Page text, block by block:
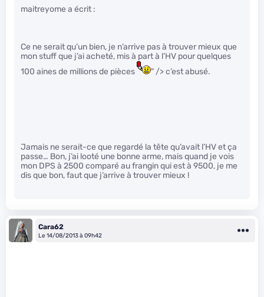
maitreyome a écrit :
Ce ne serait qu’un bien, je n’arrive pas à trouver mieux que
mon stuff que j’ai acheté, mis à part à l’HV pour quelques
100 aines de millions de pièces
" /> c’est abusé.
Jamais ne serait-ce que regardé la tête qu’avait l’HV et ça
passe… Bon, j’ai looté une bonne arme, mais quand je vois
mon DPS à 2500 comparé au frangin qui est à 9500, je me
dis que bon, faut que j’arrive à trouver mieux !
Cara62
Le 14/08/2013 à 09h42